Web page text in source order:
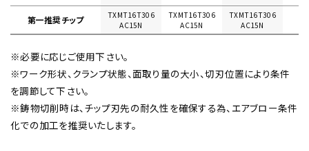
第一推奨チップ
TXMT16T306
AC15N
TXMT16T306
AC15N
TXMT16T306
AC15N
※必要に応じご使用下さい。
※ワーク形状、クランプ状態、面取り量の大小、切刃位置により条件
を調節して下さい。
※鋳物切削時は、チップ刃先の耐久性を確保する為、エアブロー条件
化での加工を推奨いたします。